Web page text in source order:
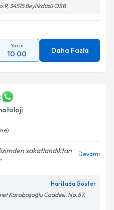
34515 Beylikdüzü OSB
Yarın
10:00 Daha Fazla
sakatlandıktan
Devamı
Haritada Göster
Karabaşoğlu Caddesi, No.67,